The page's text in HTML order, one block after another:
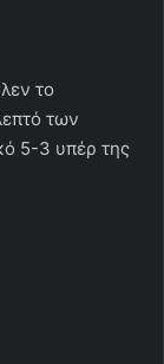
το
των
5-3 υπέρ της